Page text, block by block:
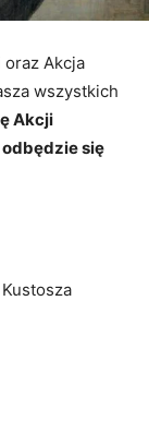
oraz Akcja
wszystkich
Akcji
się